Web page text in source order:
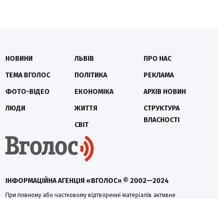
ІНФОРМАЦІЙНА АГЕНЦІЯ «ВГОЛОС» © 2002—2024
При повному або частковому відтворенні матеріалів активне
НОВИНИ
ТЕМА ВГОЛОС
ФОТО-ВІДЕО
ЛЮДИ
ЛЬВІВ
ПОЛІТИКА
ЕКОНОМІКА
ЖИТТЯ
СВІТ
ПРО НАС
РЕКЛАМА
АРХІВ НОВИН
СТРУКТУРА
ВЛАСНОСТІ